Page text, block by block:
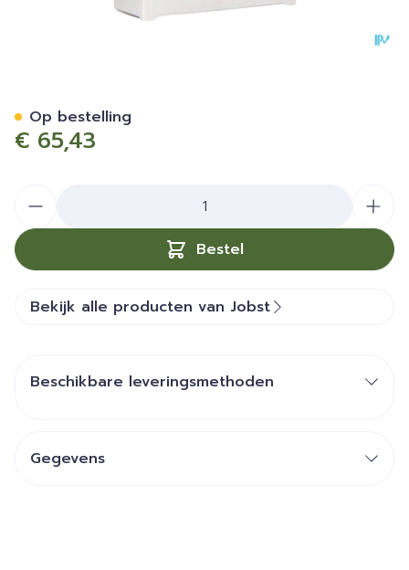
€ 65,43
Bestel
Op bestelling
Bekijk alle producten van Jobst
Beschikbare leveringsmethoden
Gegevens